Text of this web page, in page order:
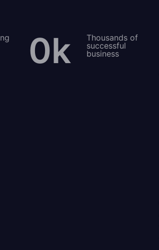
0k
Thousands of
successful
business